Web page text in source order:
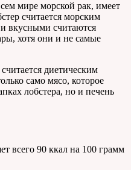
мире морской рак, имеет
считается морским
вкусными считаются
хотя они и не самые
диетическим
само мясо, которое
лобстера, но и печень
всего 90 ккал на 100 грамм